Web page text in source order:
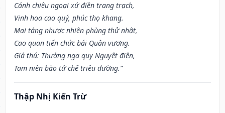
Cánh chiêu ngoại xứ điền trang trạch,
Vinh hoa cao quý, phúc thọ khang.
Mai táng nhược nhiên phùng thử nhật,
Cao quan tiến chức bái Quân vương.
Giá thú: Thường nga quy Nguyệt điện,
Tam niên bào tử chế triều đường.”
Thập Nhị Kiến Trừ